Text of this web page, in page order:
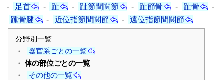
- 足首 - 趾 - 趾節間関節 - 趾節骨 - 趾骨
-
踵骨腱
- 近位指節間関節 - 遠位指節間関節
分野別一覧
・
器官系ごとの一覧
・ 体の部位ごとの一覧
・
その他の一覧